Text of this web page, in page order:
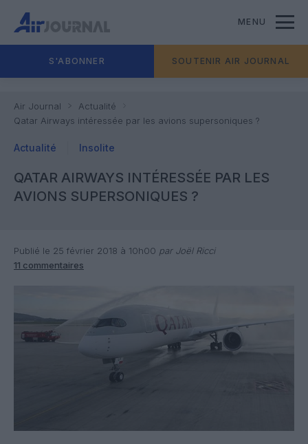
MENU
S'ABONNER SOUTENIR AIR JOURNAL
Air Journal
Actualité
Qatar Airways intéressée par les avions supersoniques ?
Actualité Insolite
QATAR AIRWAYS INTÉRESSÉE PAR LES
AVIONS SUPERSONIQUES ?
Publié le 25 février 2018 à 10h00 par Joël Ricci
11 commentaires